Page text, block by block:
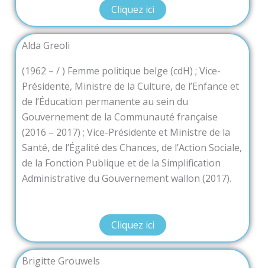
Cliquez ici
Alda Greoli
(1962 – / ) Femme politique belge (cdH) ; Vice-
Présidente, Ministre de la Culture, de l’Enfance et
de l’Éducation permanente au sein du
Gouvernement de la Communauté française
(2016 – 2017) ; Vice-Présidente et Ministre de la
Santé, de l’Égalité des Chances, de l’Action Sociale,
de la Fonction Publique et de la Simplification
Administrative du Gouvernement wallon (2017).
Cliquez ici
Brigitte Grouwels